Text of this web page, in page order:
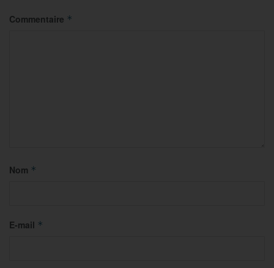
Commentaire *
Nom *
E-mail *